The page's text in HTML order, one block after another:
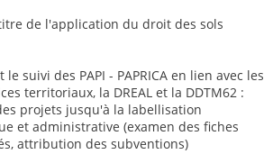
de l'application du droit des sols
suivi des PAPI - PAPRICA en lien avec les
territoriaux, la DREAL et la DDTM62 :
projets jusqu'à la labellisation
et administrative (examen des fiches
attribution des subventions)